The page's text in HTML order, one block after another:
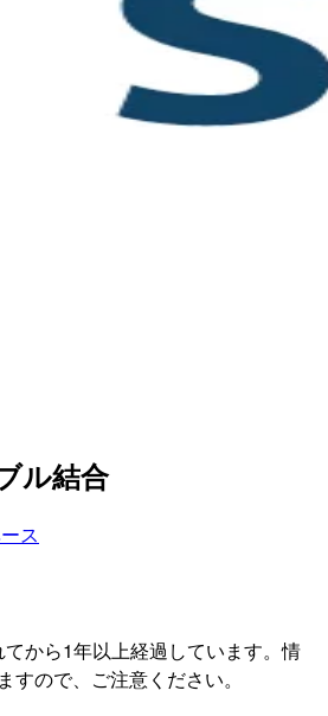
ル結合
ス
から1年以上経過しています。情
ので、ご注意ください。